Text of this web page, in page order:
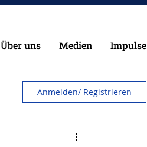
Über uns Medien Impulse
Anmelden/ Registrieren